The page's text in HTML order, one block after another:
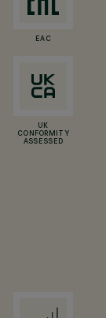
EAC
UK
CONFORMITY
ASSESSED